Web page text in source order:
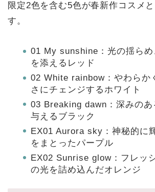
限定2色を含む5色が春新作コスメ
す。
01 My sunshine：光の揺ら
を添えるレッド
02 White rainbow：やわらか
さにチェンジするホワイト
03 Breaking dawn：深みのあ
与えるブラック
EX01 Aurora sky：神秘的に
をまとったパープル
EX02 Sunrise glow：フレッ
の光を詰め込んだオレンジ